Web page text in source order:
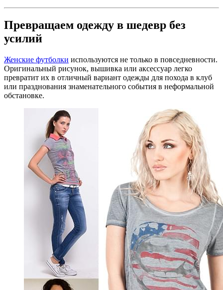
Превращаем одежду в шедевр без
усилий
Женские футболки используются не только в повседневности.
Оригинальный рисунок, вышивка или аксессуар легко
превратит их в отличный вариант одежды для похода в клуб
или празднования знаменательного события в неформальной
обстановке.